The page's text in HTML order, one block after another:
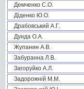
Демченко С.О.
Діденко Ю.О.
Драбовський А.Г.
Дунда О.А.
Жупанин А.В.
Забуранна Л.В.
Загоруйко А.Л.
Задорожній М.М.